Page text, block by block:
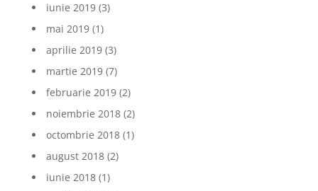
iunie 2019(3)
mai 2019(1)
aprilie 2019(3)
martie 2019(7)
februarie 2019(2)
noiembrie 2018(2)
octombrie 2018(1)
august 2018(2)
iunie 2018(1)